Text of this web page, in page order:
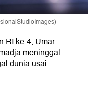
RI ke-4, Umar
meninggal
dunia usai